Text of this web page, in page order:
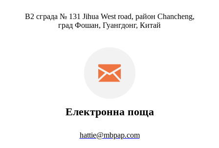
B2 сграда № 131 Jihua West road, район Chancheng,
град Фошан, Гуангдонг, Китай
Електронна поща
hattie@mbpap.com